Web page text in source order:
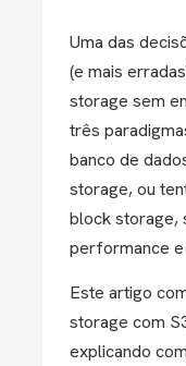
Uma das
(e mais
storage sem
três
banco de
storage, ou
block storage,
performance e
Este artigo
storage com
explicando